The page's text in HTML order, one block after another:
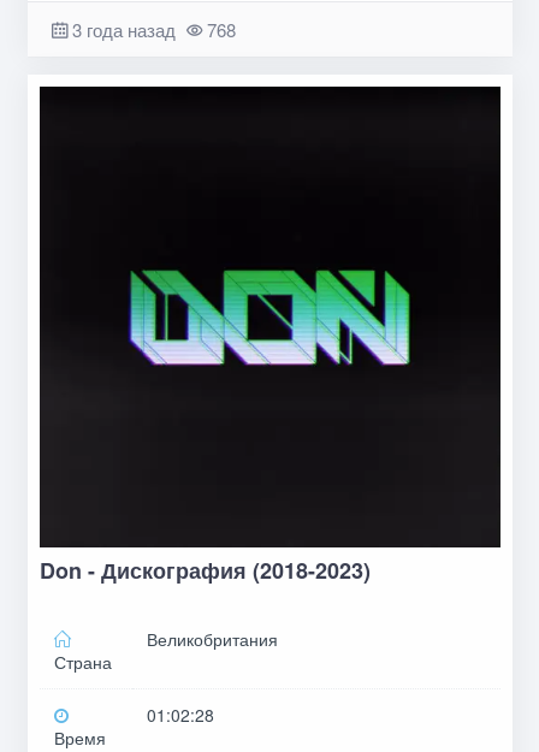
3 года назад 768
Don - Дискография (2018-2023)
Страна
Великобритания
Время
01:02:28